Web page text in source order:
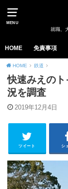
MENU
就職、
HOME 免責事項
HOME 鉄道
快速みえの
況を調査
2019年12月4日
ツイート シ